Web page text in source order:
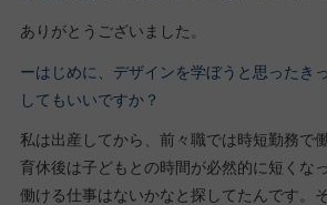
ありがとうございました。
ーはじめに、デザインを学ぼうと思ったき
してもいいですか？
私は出産してから、前々職では時短勤務で
育休後は子どもとの時間が必然的に短くな
働ける仕事はないかなと探してたんです。